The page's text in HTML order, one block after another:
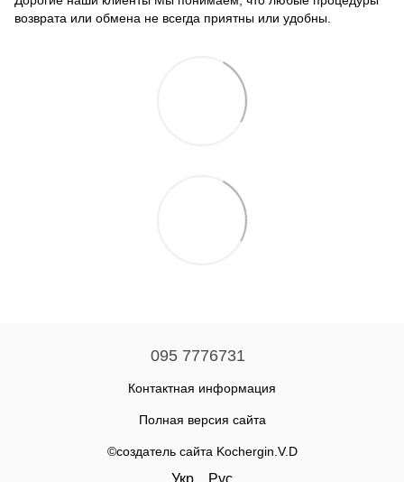
возврата или обмена не всегда приятны или удобны.
095 7776731
Контактная информация
Полная версия сайта
©создатель сайта Kochergin.V.D
Укр Рус